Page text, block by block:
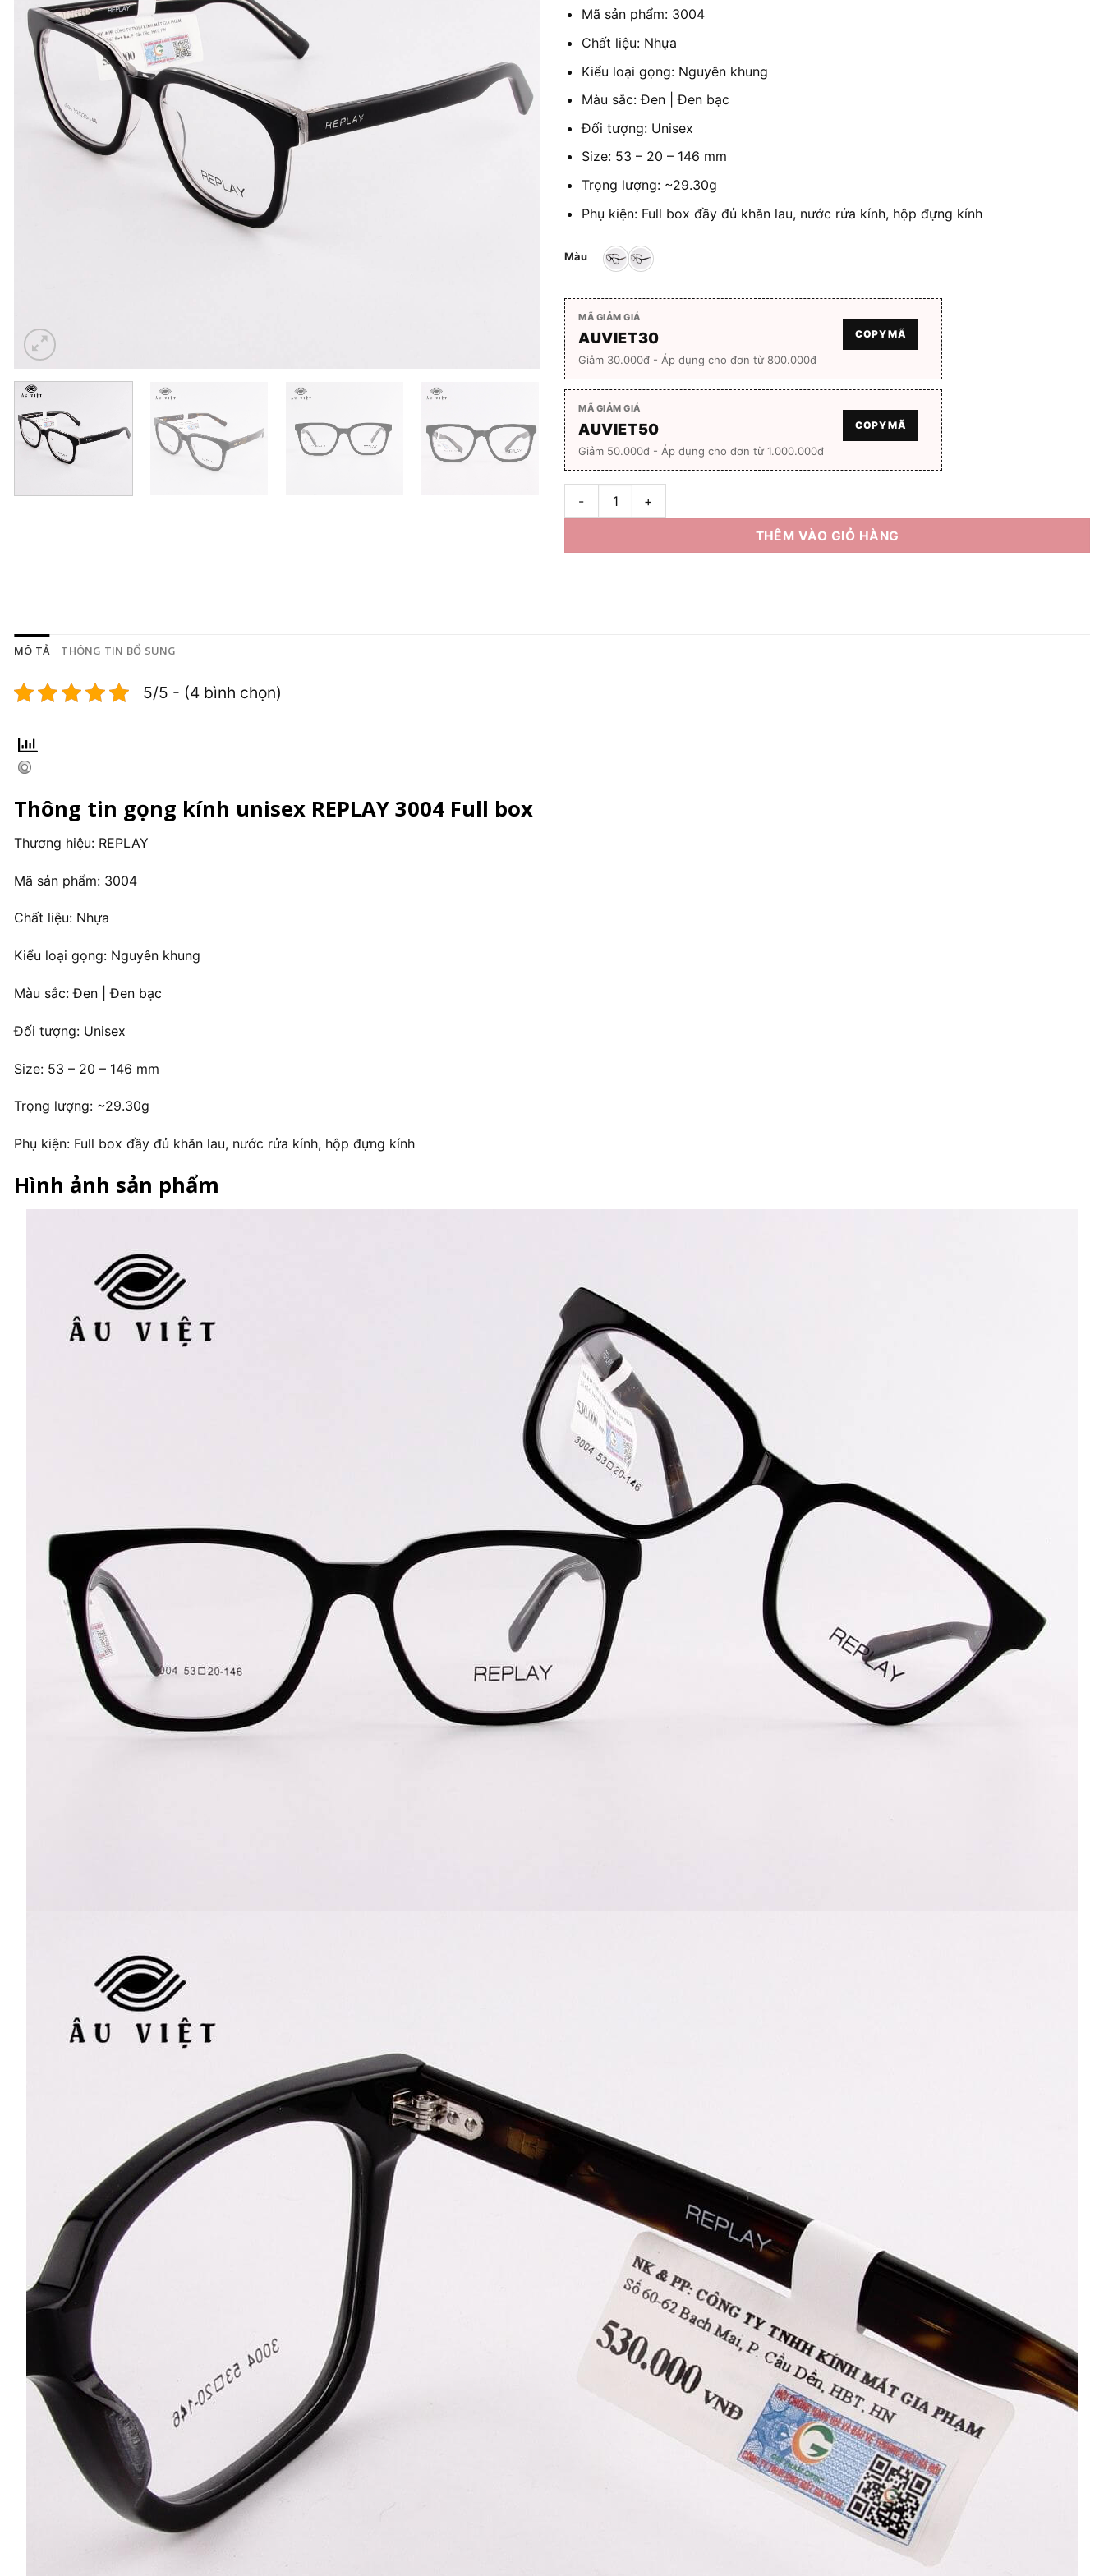
Mã sản phẩm: 3004
Chất liệu: Nhựa
Kiểu loại gọng: Nguyên khung
Màu sắc: Đen | Đen bạc
Đối tượng: Unisex
Size: 53 – 20 – 146 mm
Trọng lượng: ~29.30g
Phụ kiện: Full box đầy đủ khăn lau, nước rửa kính, hộp đựng kính
Màu
MÃ GIẢM GIÁ
AUVIET30
Giảm 30.000đ - Áp dụng cho đơn từ 800.000đ
COPY MÃ
MÃ GIẢM GIÁ
AUVIET50
Giảm 50.000đ - Áp dụng cho đơn từ 1.000.000đ
COPY MÃ
Gọng kính unisex REPLAY 3004 Full box số lượng
THÊM VÀO GIỎ HÀNG
MÔ TẢ THÔNG TIN BỔ SUNG
5/5 - (4 bình chọn)
Thông tin gọng kính unisex REPLAY 3004 Full box
Thương hiệu: REPLAY
Mã sản phẩm: 3004
Chất liệu: Nhựa
Kiểu loại gọng: Nguyên khung
Màu sắc: Đen | Đen bạc
Đối tượng: Unisex
Size: 53 – 20 – 146 mm
Trọng lượng: ~29.30g
Phụ kiện: Full box đầy đủ khăn lau, nước rửa kính, hộp đựng kính
Hình ảnh sản phẩm